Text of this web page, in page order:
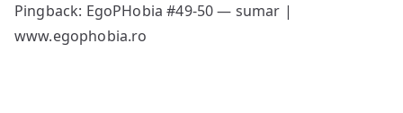
Pingback: EgoPHobia #49-50 — sumar |
www.egophobia.ro